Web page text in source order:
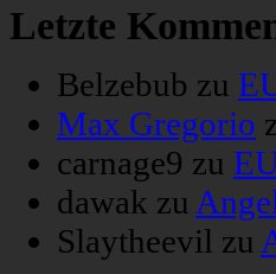
Letzte
Belzebub zu
Max Gregorio
carnage9 zu
dawak zu
Slaytheevil zu